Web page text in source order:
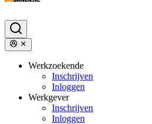
Werkzoekende
Inschrijven
Inloggen
Werkgever
Inschrijven
Inloggen